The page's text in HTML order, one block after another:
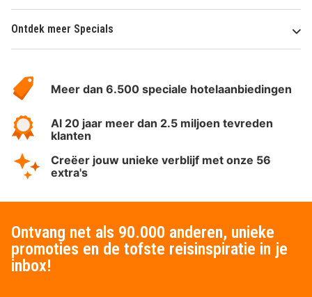
Ontdek meer Specials
HotelSpecials
Meer dan 6.500 speciale hotelaanbiedingen
Al 20 jaar meer dan 2.5 miljoen tevreden
klanten
Creëer jouw unieke verblijf met onze 56
extra's
Ontvang net als 90.000 anderen, unieke
promoties en de tofste reisinspiratie in je
inbox!